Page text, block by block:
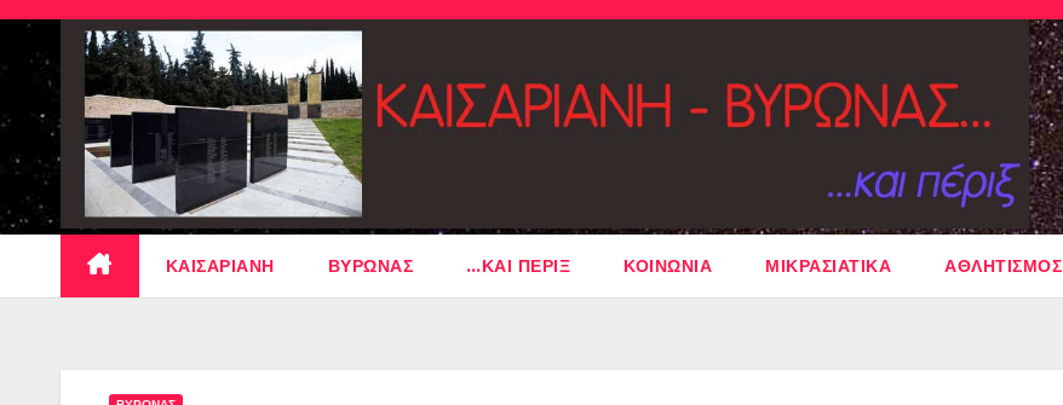
Skip
content
ΚΑΙΣΑΡΙΑΝΗ ΒΥΡΩΝΑΣ …ΚΑΙ ΠΕΡΙΞ ΚΟΙΝΩΝΙΑ ΜΙΚΡΑΣΙΑΤΙΚΑ ΑΘΛΗΤΙΣΜΟΣ